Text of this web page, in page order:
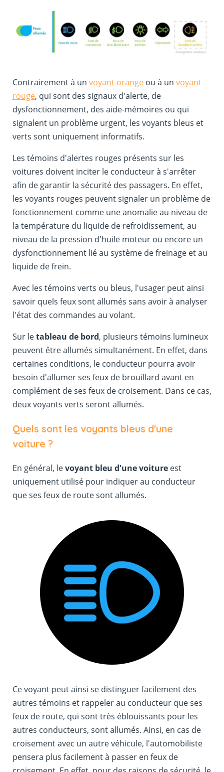
Contrairement à un voyant orangeou à un voyant
rouge, qui sont des signaux d'alerte, de
dysfonctionnement, des aide-mémoires ou qui
signalent un problème urgent, les voyants bleus et
verts sont uniquement informatifs.
Les témoins d'alertes rouges présents sur les
voitures doivent inciter le conducteur à s'arrêter
afin de garantir la sécurité des passagers. En effet,
les voyants rouges peuvent signaler un problème de
fonctionnement comme une anomalie au niveau de
la température du liquide de refroidissement, au
niveau de la pression d'huile moteur ou encore un
dysfonctionnement lié au système de freinage et au
liquide de frein.
Avec les témoins verts ou bleus, l'usager peut ainsi
savoir quels feux sont allumés sans avoir à analyser
l'état des commandes au volant.
Sur letableau de bord, plusieurs témoins lumineux
peuvent être allumés simultanément. En effet, dans
certaines conditions, le conducteur pourra avoir
besoin d'allumer ses feux de brouillard avant en
complément de ses feux de croisement. Dans ce cas,
deux voyants verts seront allumés.
Quels sont les voyants bleus d'une
voiture ?
En général, levoyant bleu d'une voitureest
uniquement utilisé pour indiquer au conducteur
que ses feux de route sont allumés.
Ce voyant peut ainsi se distinguer facilement des
autres témoins et rappeler au conducteur que ses
feux de route, qui sont très éblouissants pour les
autres conducteurs, sont allumés. Ainsi, en cas de
croisement avec un autre véhicule, l'automobiliste
pensera plus facilement à passer en feux de